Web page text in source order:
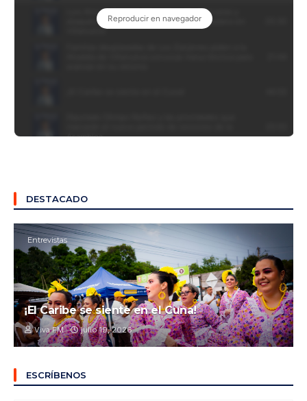
DESTACADO
Entrevistas
¡El Caribe se siente en el Cuna!
Viva FM julio 19, 2026
ESCRÍBENOS